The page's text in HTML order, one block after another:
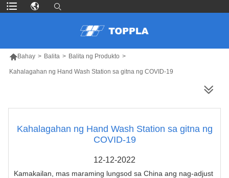
Bahay > Balita > Balita ng Produkto >
Kahalagahan ng Hand Wash Station sa gitna ng COVID-19
Kahalagahan ng Hand Wash Station sa gitna ng
COVID-19
12-12-2022
Kamakailan, mas maraming lungsod sa China ang nag-adjust